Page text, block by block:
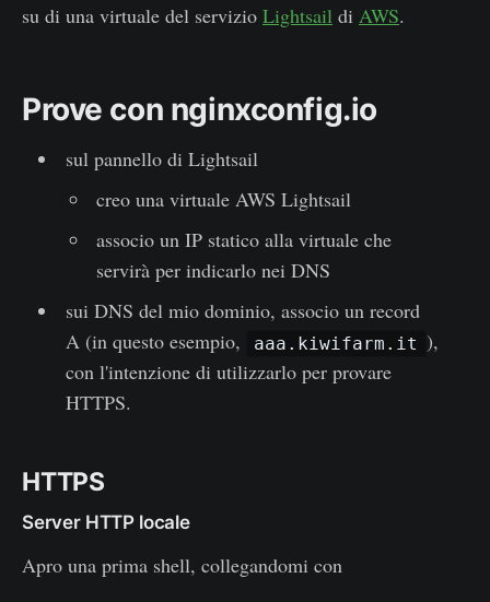
su di una virtuale del servizio Lightsail di AWS.
Prove con nginxconfig.io
sul pannello di Lightsail
creo una virtuale AWS Lightsail
associo un IP statico alla virtuale che
servirà per indicarlo nei DNS
sui DNS del mio dominio, associo un record
A (in questo esempio,
aaa.kiwifarm.it ),
con l'intenzione di utilizzarlo per provare
HTTPS.
HTTPS
Server HTTP locale
Apro una prima shell, collegandomi con